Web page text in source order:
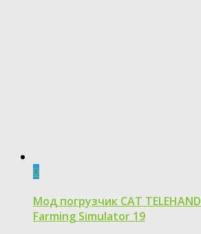
0
Мод погрузчик CAT
Farming Simulator 19